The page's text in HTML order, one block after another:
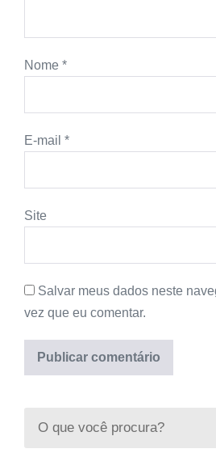
Nome *
E-mail *
Site
Salvar meus dados neste
vez que eu comentar.